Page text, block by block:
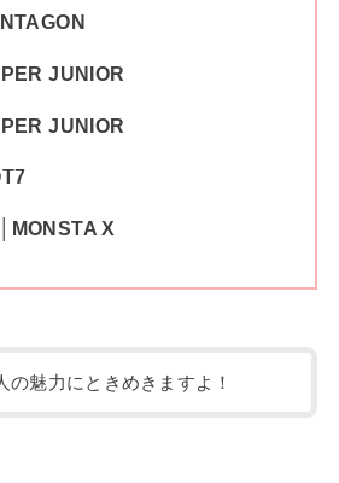
JUNIOR
JUNIOR
X
の魅力にときめきますよ！